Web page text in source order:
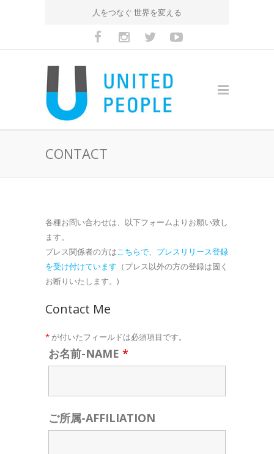
人をつなぐ 世界を変える
CONTACT
各種お問い合わせは、以下フォームよりお願い致し
ます。
プレス関係者の方はこちらで、プレスリリース登録
を受け付けています （プレス以外の方の登録は固く
お断りいたします。)
Contact Me
* が付いたフィールドは必須項目です。
お名前-NAME *
ご所属-AFFILIATION